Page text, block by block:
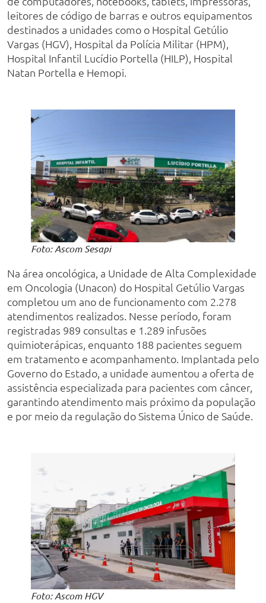
leitores de código de barras e outros equipamentos
destinados a unidades como o Hospital Getúlio
Vargas (HGV), Hospital da Polícia Militar (HPM),
Hospital Infantil Lucídio Portella (HILP), Hospital
Natan Portella e Hemopi.
Foto: Ascom Sesapi
Na área oncológica, a Unidade de Alta Complexidade
em Oncologia (Unacon) do Hospital Getúlio Vargas
completou um ano de funcionamento com 2.278
atendimentos realizados. Nesse período, foram
registradas 989 consultas e 1.289 infusões
quimioterápicas, enquanto 188 pacientes seguem
em tratamento e acompanhamento. Implantada pelo
Governo do Estado, a unidade aumentou a oferta de
assistência especializada para pacientes com câncer,
garantindo atendimento mais próximo da população
e por meio da regulação do Sistema Único de Saúde.
Foto: Ascom HGV